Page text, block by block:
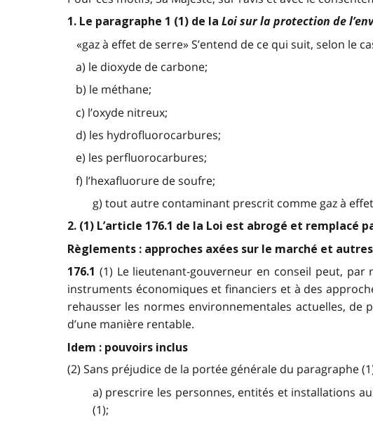
1. Le paragraphe 1 (1) de la Loi sur la protection de
«gaz à effet de serre» S’entend de ce qui suit, selon le
a) le dioxyde de carbone;
b) le méthane;
c) l’oxyde nitreux;
d) les hydrofluorocarbures;
e) les perfluorocarbures;
f) l’hexafluorure de soufre;
g) tout autre contaminant prescrit comme gaz à
2. (1) L’article 176.1 de la Loi est abrogé et remplacé
Règlements : approches axées sur le marché et
176.1 (1) Le lieutenant-gouverneur en conseil peut,
instruments économiques et financiers et à des
rehausser les normes environnementales actuelles, de
d’une manière rentable.
Idem : pouvoirs inclus
(2) Sans préjudice de la portée générale du paragraphe
a) prescrire les personnes, entités et installations
(1);